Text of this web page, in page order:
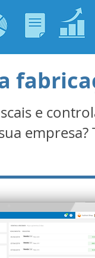
e
empresa?